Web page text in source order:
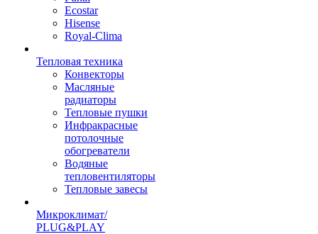
Ecostar
Hisense
Royal-Clima
Тепловая техника
Конвекторы
Масляные
радиаторы
Тепловые пушки
Инфракрасные
потолочные
обогреватели
Водяные
тепловентиляторы
Тепловые завесы
Микроклимат/
PLUG&PLAY